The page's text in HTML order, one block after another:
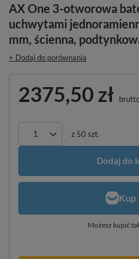
AX One 3-otworowa
uchwytami
mm, ścienna,
+ Dodaj do porównania
2375,50 zł
z 50 szt.
Dodaj do
Możesz kupić